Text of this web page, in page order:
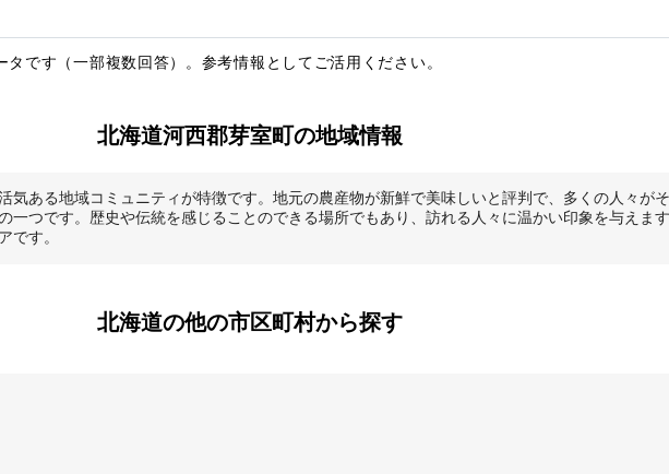
です（一部複数回答）。参考情報としてご活用ください。
北海道河西郡芽室町の地域情報
気ある地域コミュニティが特徴です。地元の農産物が新鮮で美味しいと評判で、多くの人々が
一つです。歴史や伝統を感じることのできる場所でもあり、訪れる人々に温かい印象を与えま
です。
北海道の他の市区町村から探す